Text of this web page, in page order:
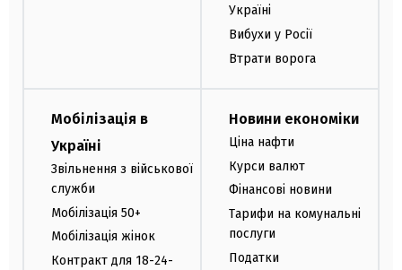
Україні
Вибухи у Росії
Втрати ворога
Мобілізація в
Україні
Звільнення з військової
служби
Мобілізація 50+
Мобілізація жінок
Контракт для 18-24-
Новини економіки
Ціна нафти
Курси валют
Фінансові новини
Тарифи на комунальні
послуги
Податки